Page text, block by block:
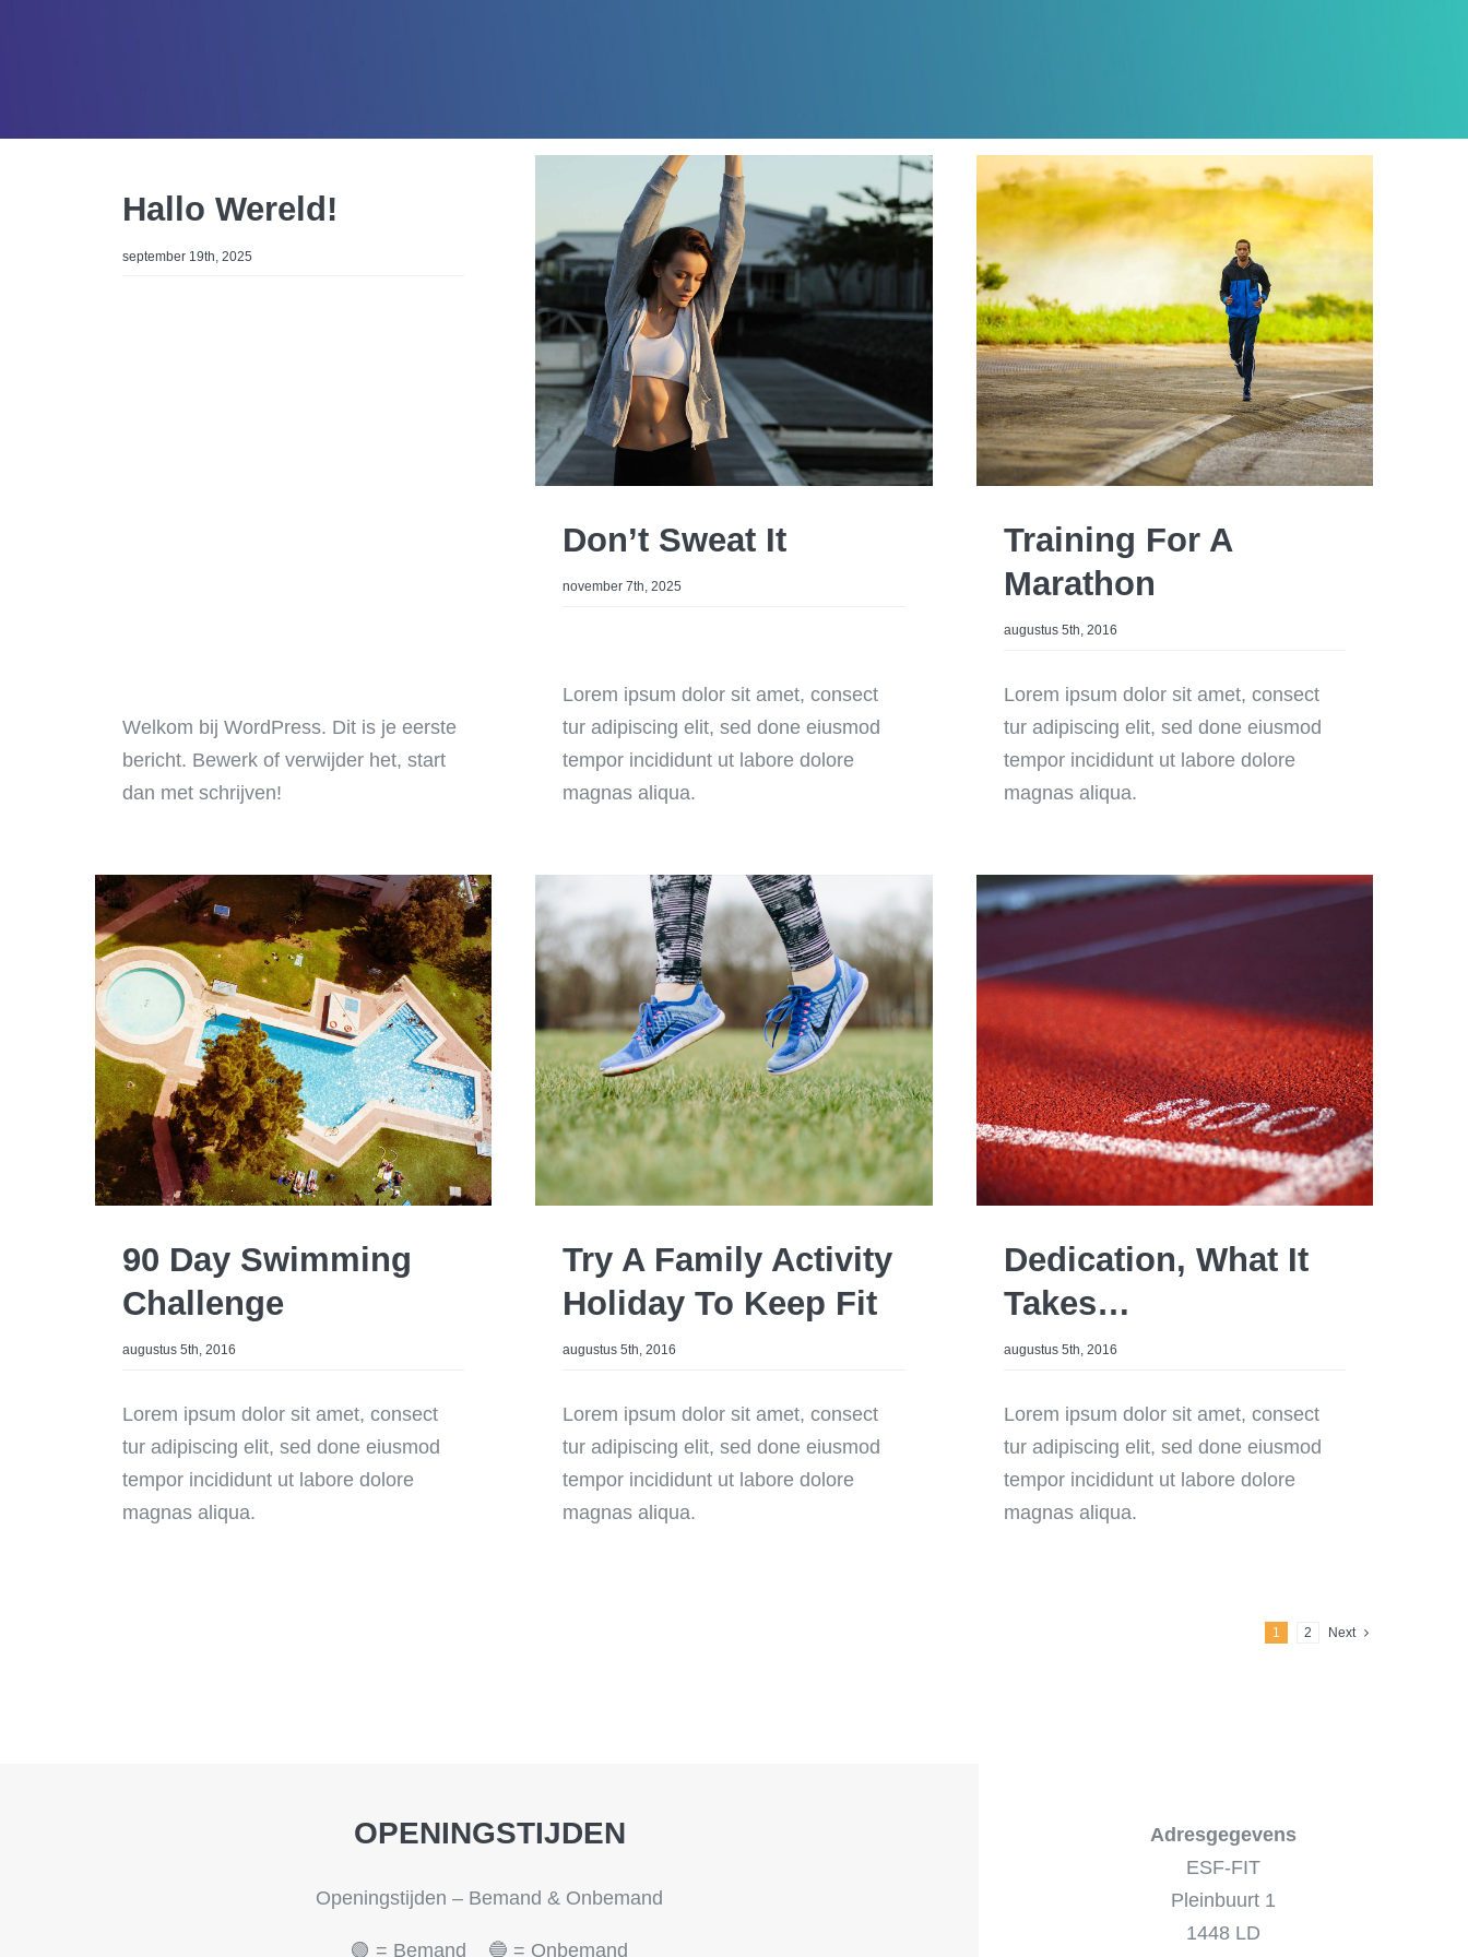
Hallo Wereld!
september 19th, 2025
Welkom bij WordPress. Dit is je eerste
bericht. Bewerk of verwijder het, start
dan met schrijven!
Don’t Sweat It
november 7th, 2025
Lorem ipsum dolor sit amet, consect
tur adipiscing elit, sed done eiusmod
tempor incididunt ut labore dolore
magnas aliqua.
Training For A
Marathon
augustus 5th, 2016
Lorem ipsum dolor sit amet, consect
tur adipiscing elit, sed done eiusmod
tempor incididunt ut labore dolore
magnas aliqua.
90 Day Swimming
Challenge
augustus 5th, 2016
Lorem ipsum dolor sit amet, consect
tur adipiscing elit, sed done eiusmod
tempor incididunt ut labore dolore
magnas aliqua.
Try A Family Activity
Holiday To Keep Fit
augustus 5th, 2016
Lorem ipsum dolor sit amet, consect
tur adipiscing elit, sed done eiusmod
tempor incididunt ut labore dolore
magnas aliqua.
Dedication, What It
Takes…
augustus 5th, 2016
Lorem ipsum dolor sit amet, consect
tur adipiscing elit, sed done eiusmod
tempor incididunt ut labore dolore
magnas aliqua.
1 2 Next
OPENINGSTIJDEN
Openingstijden – Bemand & Onbemand
🟢 = Bemand 🔵 = Onbemand
Adresgegevens
ESF-FIT
Pleinbuurt 1
1448 LD